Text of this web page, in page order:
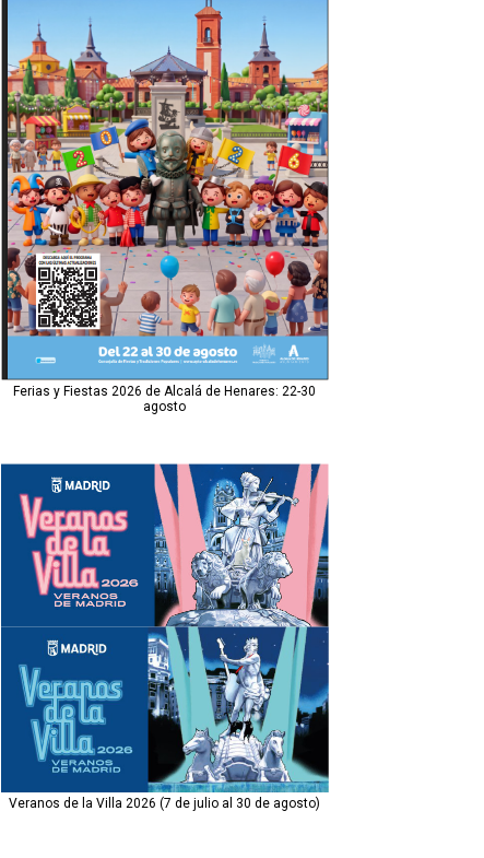
Ferias y Fiestas 2026 de Alcalá de Henares: 22-30
agosto
Veranos de la Villa 2026 (7 de julio al 30 de agosto)